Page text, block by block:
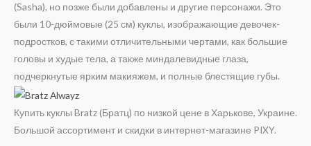
(Sasha), но позже были добавлены и другие персонажи. Это
были 10-дюймовые (25 см) куклы, изображающие девочек-
подростков, с такими отличительными чертами, как большие
головы и худые тела, а также миндалевидные глаза,
подчеркнутые ярким макияжем, и полные блестящие губы.
Купить куклы Bratz (Братц) по низкой цене в Харькове, Украине.
Большой ассортимент и скидки в интернет-магазине PIXY.